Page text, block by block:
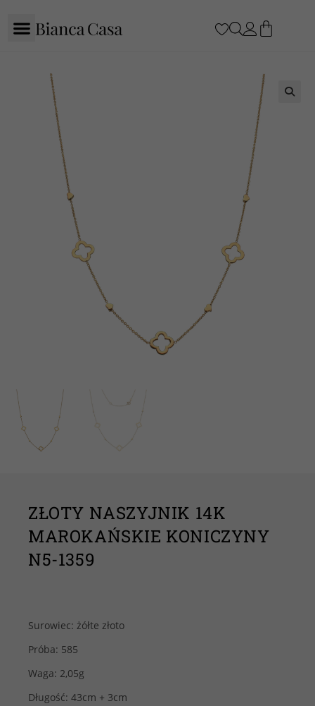
ZŁOTY NASZYJNIK 14K
MAROKAŃSKIE KONICZYNY
N5-1359
Surowiec: żółte złoto
Próba: 585
Waga: 2,05g
Długość: 43cm + 3cm